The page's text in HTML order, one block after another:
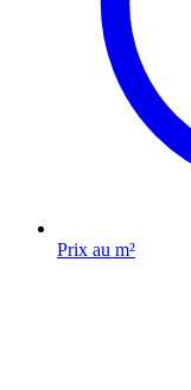
Prix au m²